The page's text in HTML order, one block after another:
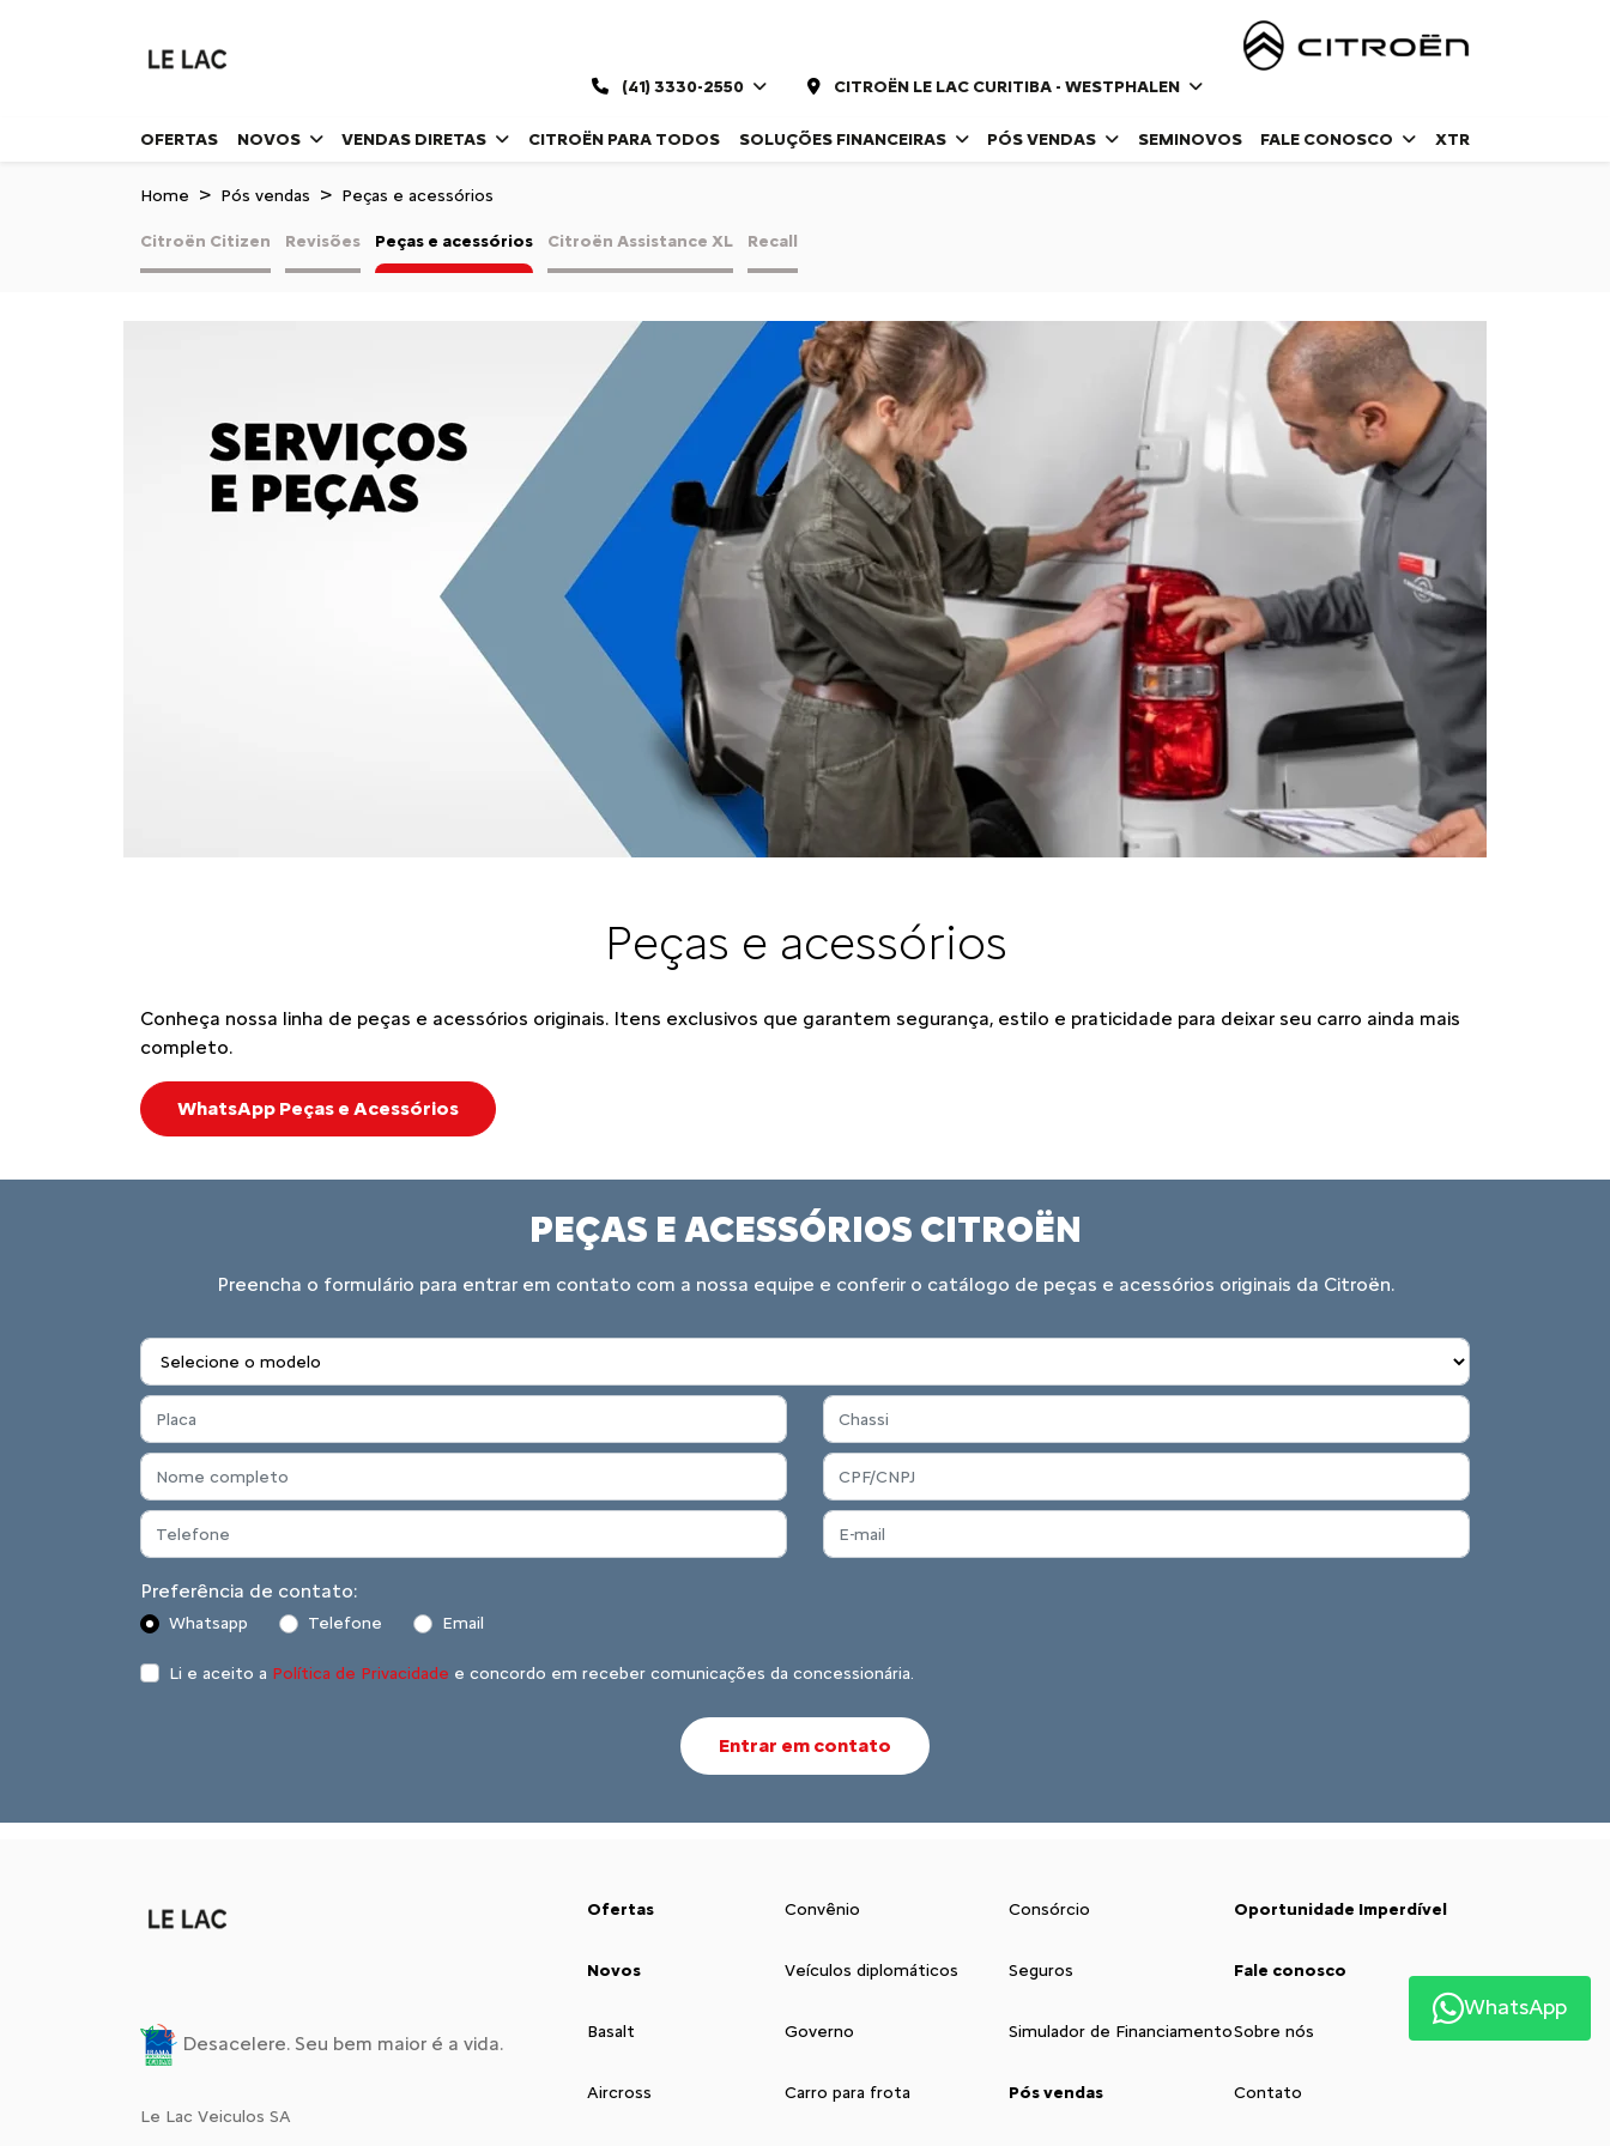
(41) 3330-2550 CITROËN LE LAC CURITIBA - WESTPHALEN
OFERTAS NOVOS VENDAS DIRETAS CITROËN PARA TODOS SOLUÇÕES FINANCEIRAS PÓS VENDAS SEMINOVOS FALE CONOSCO XTR
Home Pós vendas Peças e acessórios
Citroën Citizen Revisões Peças e acessórios Citroën Assistance XL Recall
Peças e acessórios
Conheça nossa linha de peças e acessórios originais. Itens exclusivos que garantem segurança, estilo e praticidade para deixar seu carro ainda mais
completo.
WhatsApp Peças e Acessórios
PEÇAS E ACESSÓRIOS CITROËN
Preencha o formulário para entrar em contato com a nossa equipe e conferir o catálogo de peças e acessórios originais da Citroën.
Preferência de contato:
Whatsapp Telefone Email
Li e aceito a Política de Privacidade e concordo em receber comunicações da concessionária.
Entrar em contato
Desacelere. Seu bem maior é a vida.
Le Lac Veiculos SA
Ofertas
Novos
Basalt
Aircross
Convênio
Veículos diplomáticos
Governo
Carro para frota
Consórcio
Seguros
Simulador de Financiamento
Pós vendas
Oportunidade Imperdível
Fale conosco
Sobre nós
Contato
WhatsApp